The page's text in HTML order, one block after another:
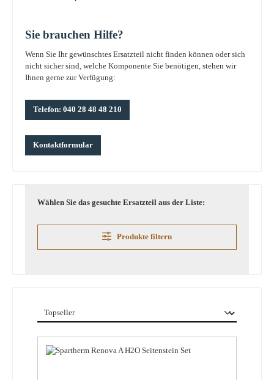
Sie brauchen Hilfe?
Wenn Sie Ihr gewünschtes Ersatzteil nicht finden können oder sich
nicht sicher sind, welche Komponente Sie benötigen, stehen wir
Ihnen gerne zur Verfügung:
Telefon: 040 28 48 48 210
Kontaktformular
Wählen Sie das gesuchte Ersatzteil aus der Liste:
Produkte filtern